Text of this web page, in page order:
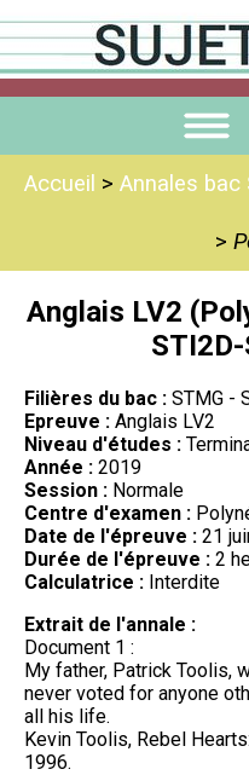
Accueil > Annales bac
>
Anglais LV2
Filières du bac : STMG -
Epreuve : Anglais LV2
Niveau d'études :
Année : 2019
Session : Normale
Centre d'examen :
Date de l'épreuve : 21
Durée de l'épreuve : 2
Calculatrice : Interdite
Extrait de l'annale :
Document 1 :
My father, Patrick Toolis,
never voted for anyone
all his life.
Kevin Toolis, Rebel
1996.